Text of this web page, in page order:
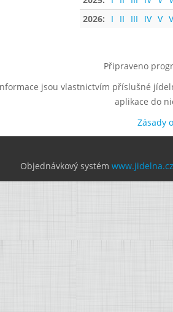
2026:
I II III IV V
Připraveno
jsou vlastnictvím příslušné
aplikace do
Zásady
Objednávkový systém www.jidelna.cz